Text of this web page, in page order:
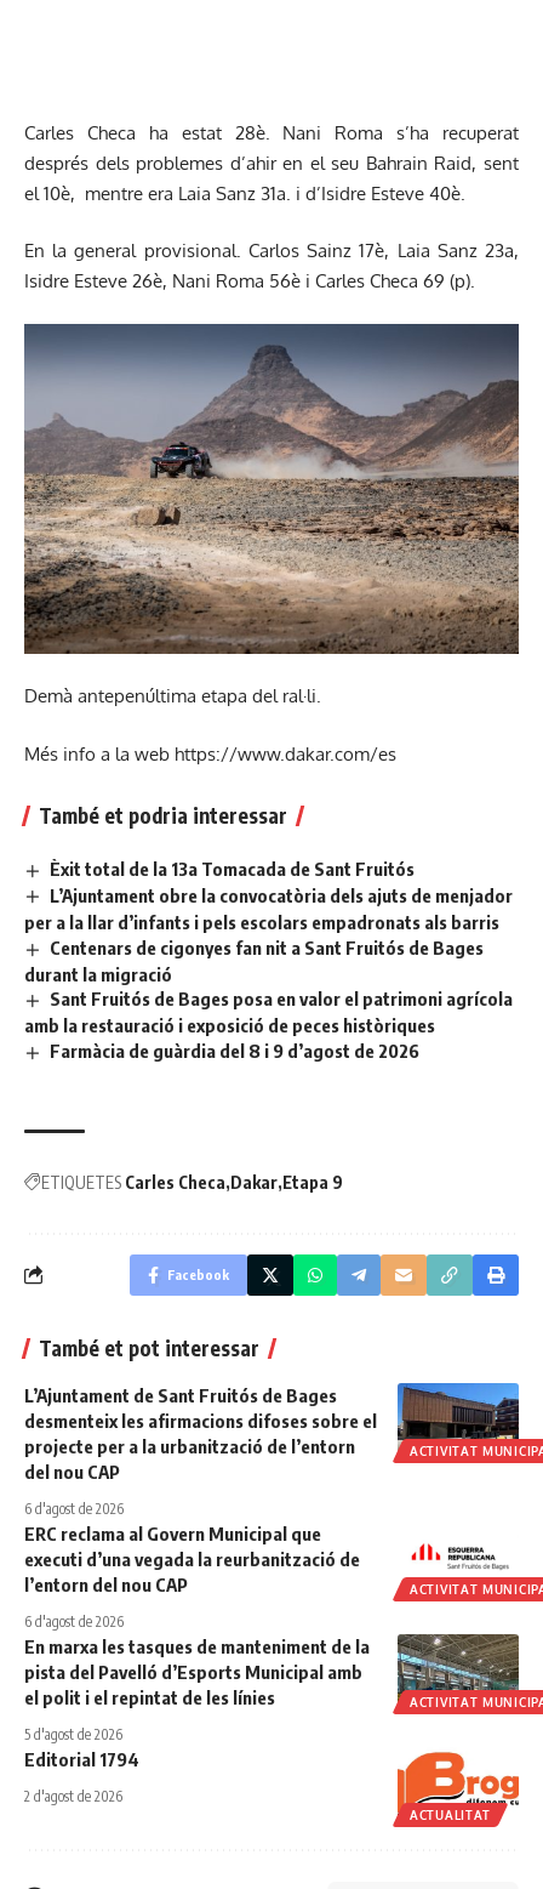
Carles Checa ha estat 28è. Nani Roma s’ha recuperat
després dels problemes d’ahir en el seu Bahrain Raid, sent
el 10è, mentre era Laia Sanz 31a. i d’Isidre Esteve 40è.
En la general provisional. Carlos Sainz 17è, Laia Sanz 23a,
Isidre Esteve 26è, Nani Roma 56è i Carles Checa 69 (p).
Demà antepenúltima etapa del ral·li.
Més info a la web https://www.dakar.com/es
També et podria interessar
Èxit total de la 13a Tomacada de Sant Fruitós
L’Ajuntament obre la convocatòria dels ajuts de menjador
per a la llar d’infants i pels escolars empadronats als barris
Centenars de cigonyes fan nit a Sant Fruitós de Bages
durant la migració
Sant Fruitós de Bages posa en valor el patrimoni agrícola
amb la restauració i exposició de peces històriques
Farmàcia de guàrdia del 8 i 9 d’agost de 2026
ETIQUETES Carles Checa Dakar Etapa 9
Facebook
També et pot interessar
ACTIVITAT
L’Ajuntament de Sant Fruitós de Bages
desmenteix les afirmacions difoses sobre el
projecte per a la urbanització de l’entorn
del nou CAP
6 d'agost de 2026
ACTIVITAT
ERC reclama al Govern Municipal que
executi d’una vegada la reurbanització de
l’entorn del nou CAP
6 d'agost de 2026
ACTIVITAT
En marxa les tasques de manteniment de la
pista del Pavelló d’Esports Municipal amb
el polit i el repintat de les línies
5 d'agost de 2026
ACTUALITAT
Editorial 1794
2 d'agost de 2026